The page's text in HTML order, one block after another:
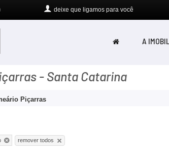
deixe que ligamos para você
A
- Santa Catarina
Piçarras
remover todos